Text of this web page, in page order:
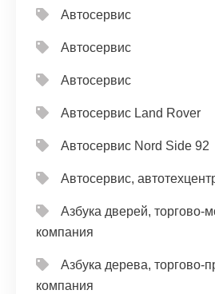
Автосервис
Автосервис
Автосервис
Автосервис Land Rover
Автосервис Nord Side 92
Автосервис,
Азбука дверей, торгово-
компания
Азбука дерева, торгово-
компания